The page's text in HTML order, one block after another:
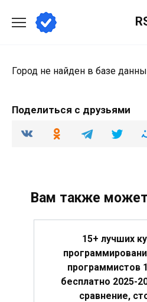
содержанию
Город не найден в базе
Поделиться с друзьями
Вам также
15+ лучших
программистов
бесплатно 2025-
сравнение,